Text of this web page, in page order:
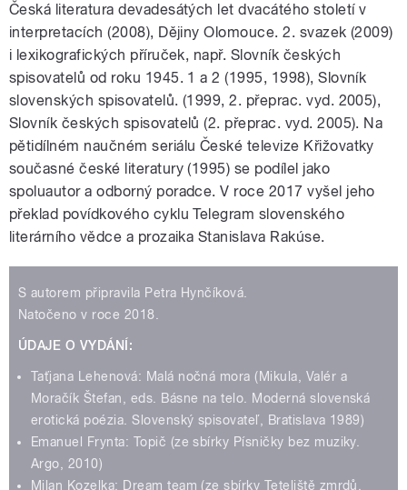
Česká literatura devadesátých let dvacátého století v
interpretacích (2008), Dějiny Olomouce. 2. svazek (2009)
i lexikografických příruček, např. Slovník českých
spisovatelů od roku 1945. 1 a 2 (1995, 1998), Slovník
slovenských spisovatelů. (1999, 2. přeprac. vyd. 2005),
Slovník českých spisovatelů (2. přeprac. vyd. 2005). Na
pětidílném naučném seriálu České televize Křižovatky
současné české literatury (1995) se podílel jako
spoluautor a odborný poradce. V roce 2017 vyšel jeho
překlad povídkového cyklu Telegram slovenského
literárního vědce a prozaika Stanislava Rakúse.
S autorem připravila Petra Hynčíková.
Natočeno v roce 2018.
ÚDAJE O VYDÁNÍ:
Taťjana Lehenová: Malá nočná mora (Mikula, Valér a
Moračík Štefan, eds. Básne na telo. Moderná slovenská
erotická poézia. Slovenský spisovateľ, Bratislava 1989)
Emanuel Frynta: Topič (ze sbírky Písničky bez muziky.
Argo, 2010)
Milan Kozelka: Dream team (ze sbírky Teteliště zmrdů.